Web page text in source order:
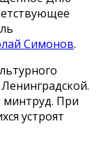
Симонов.
При
устроят